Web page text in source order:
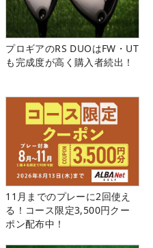
プロギアのRS DUOはFW・UT
も完成度が高く購入者続出！
11月までのプレーに2回使え
る！コース限定3,500円クー
ポン配布中！